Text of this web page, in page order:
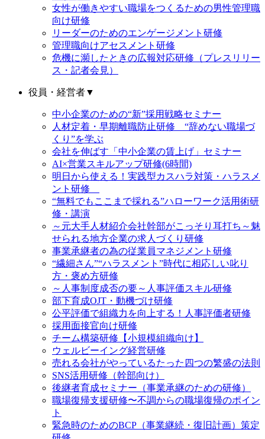
女性が働きやすい職場をつくるための男性管理職
向け研修
リーダーのためのエンゲージメント研修
管理職向けアセスメント研修
危機に瀕したときの広報対応研修（プレスリリー
ス・記者会見）
役員・経営者▼
中小企業のための“新”採用戦略セミナー
人材定着・早期離職防止研修 “辞めない職場づ
くり”を学ぶ
会社を伸ばす「中小企業の賃上げ」セミナー
AI×営業スキルアップ研修(6時間)
明日から使える！実践型カスハラ対策・ハラスメ
ント研修
“無料でもここまで採れる”ハローワーク活用術研
修・講演
～元大手人材紹介会社幹部がこっそり耳打ち～魅
せられる地方企業の求人づくり研修
事業承継者の為の従業員マネジメント研修
“繊細さん”“ハラスメント”時代に相応しい叱り
方・褒め方研修
～人事制度成否の要～人事評価スキル研修
部下育成OJT・動機づけ研修
公平評価で組織力を向上する！人事評価者研修
採用面接官向け研修
チーム構築研修【小規模組織向け】
ウェルビーイング経営研修
売れる会社がやっているたった四つの繁盛の法則
SNS活用研修（幹部向け）
後継者育成セミナー（事業承継のための研修）
職場復帰支援研修〜不調からの職場復帰のポイン
ト
緊急時のためのBCP（事業継続・復旧計画）策定